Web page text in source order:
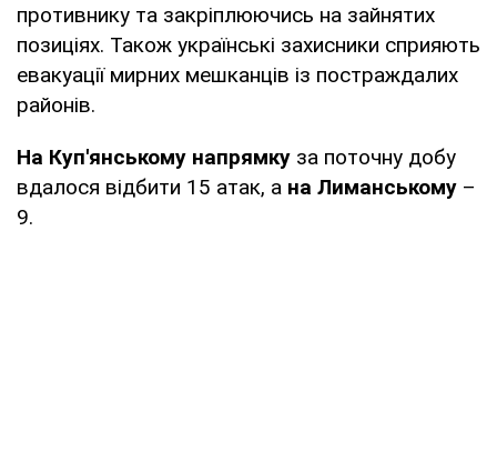
противнику та закріплюючись на зайнятих
позиціях. Також українські захисники сприяють
евакуації мирних мешканців із постраждалих
районів.
На Куп'янському напрямку за поточну добу
вдалося відбити 15 атак, а на Лиманському –
9.